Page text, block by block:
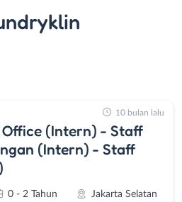
(Intern) - Staff
(Intern) - Staff
0 - 2 Tahun Jakarta Selatan
10 bulan lalu